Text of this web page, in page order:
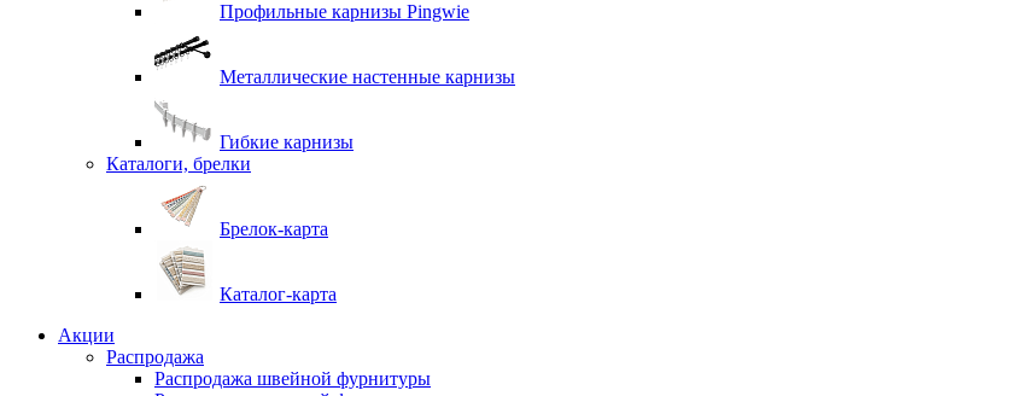
Профильные карнизы Pingwie
Металлические настенные карнизы
Гибкие карнизы
Каталоги, брелки
Брелок-карта
Каталог-карта
Акции
Распродажа
Распродажа швейной фурнитуры